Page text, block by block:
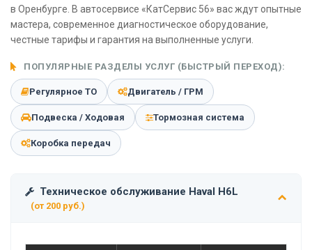
в Оренбурге. В автосервисе «КатСервис 56» вас ждут опытные
мастера, современное диагностическое оборудование,
честные тарифы и гарантия на выполненные услуги.
ПОПУЛЯРНЫЕ РАЗДЕЛЫ УСЛУГ (БЫСТРЫЙ ПЕРЕХОД):
Регулярное ТО Двигатель / ГРМ
Подвеска / Ходовая Тормозная система
Коробка передач
Техническое обслуживание Haval H6L
(от 200 руб.)